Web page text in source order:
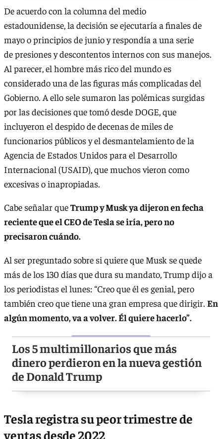
De acuerdo con la columna del medio
estadounidense, la decisión se ejecutaría a finales de
mayo o principios de junio y respondía a una serie
de presiones y descontentos internos con sus manejos.
Al parecer, el hombre más rico del mundo es
considerado una de las figuras más complicadas del
Gobierno. A ello sele sumaron las polémicas surgidas
por las decisiones que tomó desde DOGE, que
incluyeron el despido de decenas de miles de
funcionarios públicos y el desmantelamiento de la
Agencia de Estados Unidos para el Desarrollo
Internacional (USAID), que muchos vieron como
excesivas o inapropiadas.
Cabe señalar queTrump y Musk ya dijeron en fecha
reciente que el CEO de Tesla se iría, pero no
precisaron cuándo.
Al ser preguntado sobre si quiere que Musk se quede
más de los 130 días que dura su mandato, Trump dijo a
los periodistas el lunes: “Creo que él es genial, pero
también creo que tiene una gran empresa que dirigir. En
algún momento, va a volver. Él quiere hacerlo”.
Los 5 multimillonarios que más
dinero perdieron en la nueva gestión
de Donald Trump
Tesla registra su peor trimestre de
ventas desde 2022